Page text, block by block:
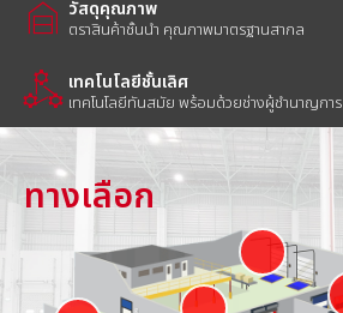
garage_home วัสดุคุณภาพ
ตราสินค้าชั้นนำ คุณภาพมาตรฐานสากล
component_exchange เทคโนโลยีชั้นเลิศ
เทคโนโลยีทันสมัย พร้อมด้วยช่างผู้ชำนาญการ
ทางเลือก